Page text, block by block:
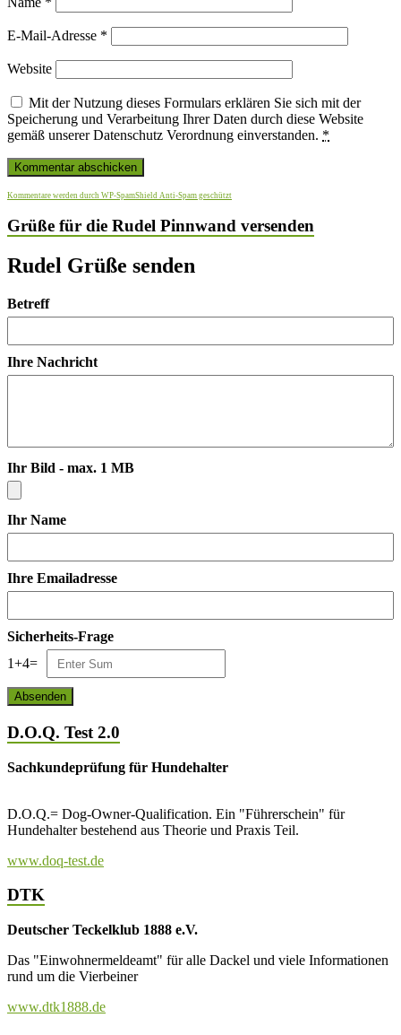
E-Mail-Adresse *
Website
Mit der Nutzung dieses Formulars erklären Sie sich mit der
Speicherung und Verarbeitung Ihrer Daten durch diese Website
gemäß unserer Datenschutz Verordnung einverstanden. *
Kommentare werden durch WP-SpamShield Anti-Spam geschützt
Grüße für die Rudel Pinnwand versenden
Rudel Grüße senden
Betreff
Ihre Nachricht
Ihr Bild - max. 1 MB
Ihr Name
Ihre Emailadresse
Sicherheits-Frage
1+4=
D.O.Q. Test 2.0
Sachkundeprüfung für Hundehalter
D.O.Q.= Dog-Owner-Qualification. Ein "Führerschein" für
Hundehalter bestehend aus Theorie und Praxis Teil.
www.doq-test.de
DTK
Deutscher Teckelklub 1888 e.V.
Das "Einwohnermeldeamt" für alle Dackel und viele Informationen
rund um die Vierbeiner
www.dtk1888.de